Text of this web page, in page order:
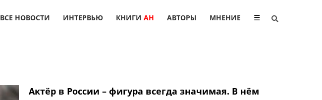
ВСЕ НОВОСТИ ИНТЕРВЬЮ КНИГИ АН АВТОРЫ МНЕНИЕ ☰
Актёр в России – фигура всегда значимая. В нём